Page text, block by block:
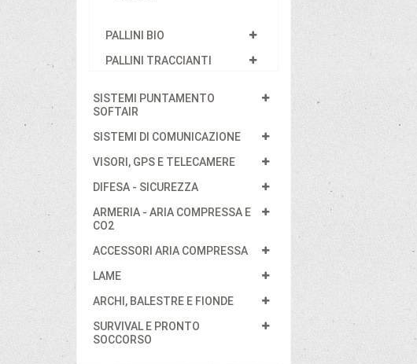
PALLINI BIO
PALLINI TRACCIANTI
SISTEMI PUNTAMENTO
SOFTAIR
SISTEMI DI COMUNICAZIONE
VISORI, GPS E TELECAMERE
DIFESA - SICUREZZA
ARMERIA - ARIA COMPRESSA E
CO2
ACCESSORI ARIA COMPRESSA
LAME
ARCHI, BALESTRE E FIONDE
SURVIVAL E PRONTO
SOCCORSO